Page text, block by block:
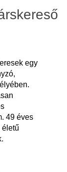
egy
49 éves
életű